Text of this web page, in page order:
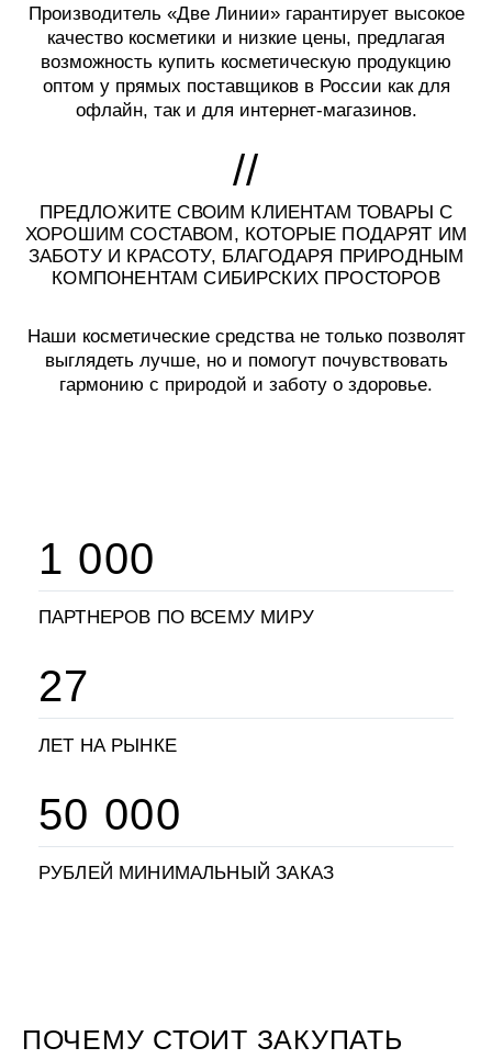
Производитель «Две Линии» гарантирует высокое
качество косметики и низкие цены, предлагая
возможность купить косметическую продукцию
оптом у прямых поставщиков в России как для
офлайн, так и для интернет-магазинов.
ПРЕДЛОЖИТЕ СВОИМ КЛИЕНТАМ ТОВАРЫ С
ХОРОШИМ СОСТАВОМ, КОТОРЫЕ ПОДАРЯТ ИМ
ЗАБОТУ И КРАСОТУ, БЛАГОДАРЯ ПРИРОДНЫМ
КОМПОНЕНТАМ СИБИРСКИХ ПРОСТОРОВ
Наши косметические средства не только позволят
выглядеть лучше, но и помогут почувствовать
гармонию с природой и заботу о здоровье.
1 000
ПАРТНЕРОВ ПО ВСЕМУ МИРУ
27
ЛЕТ НА РЫНКЕ
50 000
РУБЛЕЙ МИНИМАЛЬНЫЙ ЗАКАЗ
ПОЧЕМУ СТОИТ ЗАКУПАТЬ